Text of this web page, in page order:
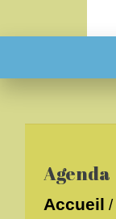
Agenda
Accueil /